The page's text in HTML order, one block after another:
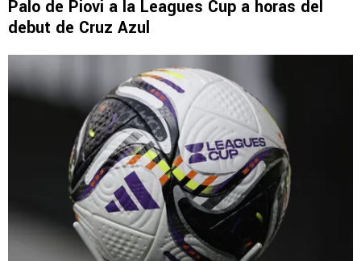
Palo de Piovi a la Leagues Cup a horas del
debut de Cruz Azul